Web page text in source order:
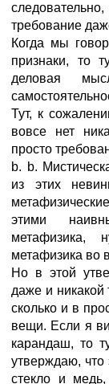
требование
Когда мы
признаки, то
деловая
Тут, к
вовсе нет
просто
b. b.
из этих
этими
метафизика,
метафизика во
Но в этой
даже и никакой
сколько и в
вещи. Если я
карандаш, то
утверждаю, что
стекло и